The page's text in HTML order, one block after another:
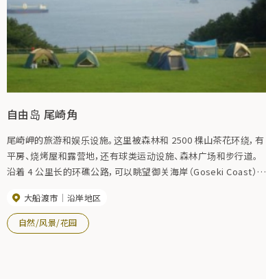
自由岛 尾崎角
尾崎岬的旅游和娱乐设施。这里被森林和 2500 棵山茶花环绕，有
平房、烧烤屋和露营地，还有球类运动设施、森林广场和步行道。
沿着 4 公里长的环礁公路，可以眺望御关海岸（Goseki Coast）和
大船渡市 沿岸地区
自然/风景/花园